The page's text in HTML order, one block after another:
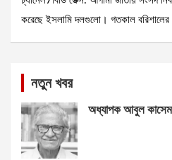
করেছে ইসলামি দলগুলো। গতকাল
নতুন খবর
অধ্যাপক আবুল